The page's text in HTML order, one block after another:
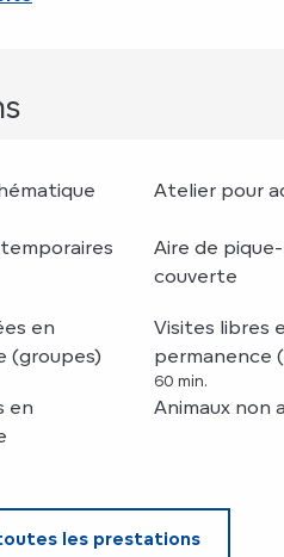
Atelier pour
Aire de
couverte
en
(groupes)
Visites libres
permanence
60 min.
en
Animaux non
les prestations